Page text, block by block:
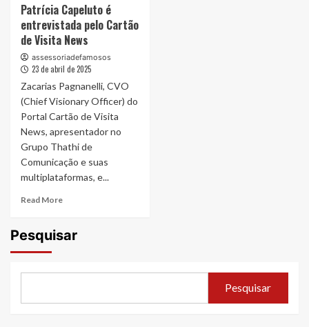
Patrícia Capeluto é
entrevistada pelo Cartão
de Visita News
assessoriadefamosos
23 de abril de 2025
Zacarias Pagnanelli, CVO
(Chief Visionary Officer) do
Portal Cartão de Visita
News, apresentador no
Grupo Thathi de
Comunicação e suas
multiplataformas, e...
Read MoreRead
Patrícia
entrevistada
Cartão
Pesquisar
Pesquisar